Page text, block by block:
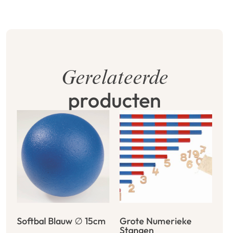
Gerelateerde
producten
Softbal Blauw ∅ 15cm Grote Numerieke
Stangen